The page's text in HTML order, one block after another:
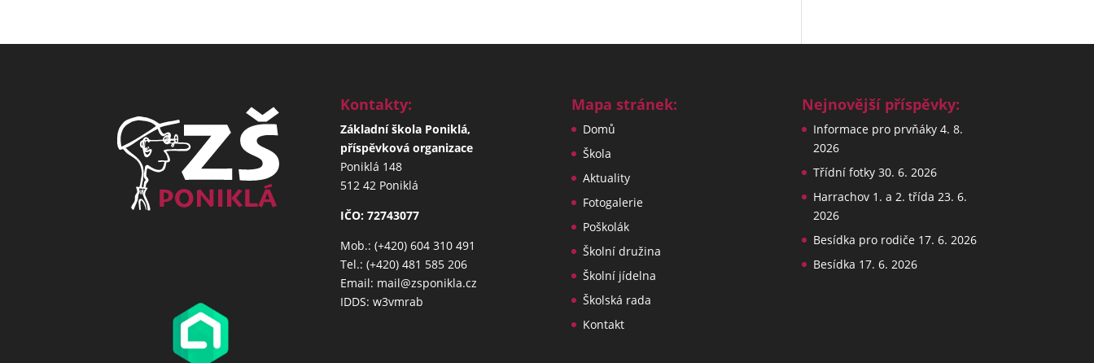
Kontakty:
Základní škola Poniklá,
příspěvková organizace
Poniklá 148
512 42 Poniklá
IČO: 72743077
Mob.: (+420) 604 310 491
Tel.: (+420) 481 585 206
Email: mail@zsponikla.cz
IDDS: w3vmrab
Mapa stránek:
Domů
Škola
Aktuality
Fotogalerie
Poškolák
Školní družina
Školní jídelna
Školská rada
Kontakt
Nejnovější příspěvky:
Informace pro prvňáky 4. 8.
2026
Třídní fotky 30. 6. 2026
Harrachov 1. a 2. třída 23. 6.
2026
Besídka pro rodiče 17. 6. 2026
Besídka 17. 6. 2026